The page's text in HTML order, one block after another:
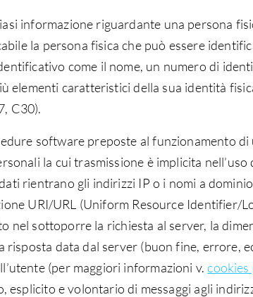
informazione riguardante una persona
la persona fisica che può essere
come il nome, un numero di
elementi caratteristici della sua identità
C30).
software preposte al funzionamento di
la cui trasmissione è implicita
rientrano gli indirizzi IP o i nomi a
URI/URL (Uniform Resource Identifier/
nel sottoporre la richiesta al server, la
data dal server (buon fine, errore,
(per maggiori informazioni v.cookies
esplicito e volontario di messaggi agli